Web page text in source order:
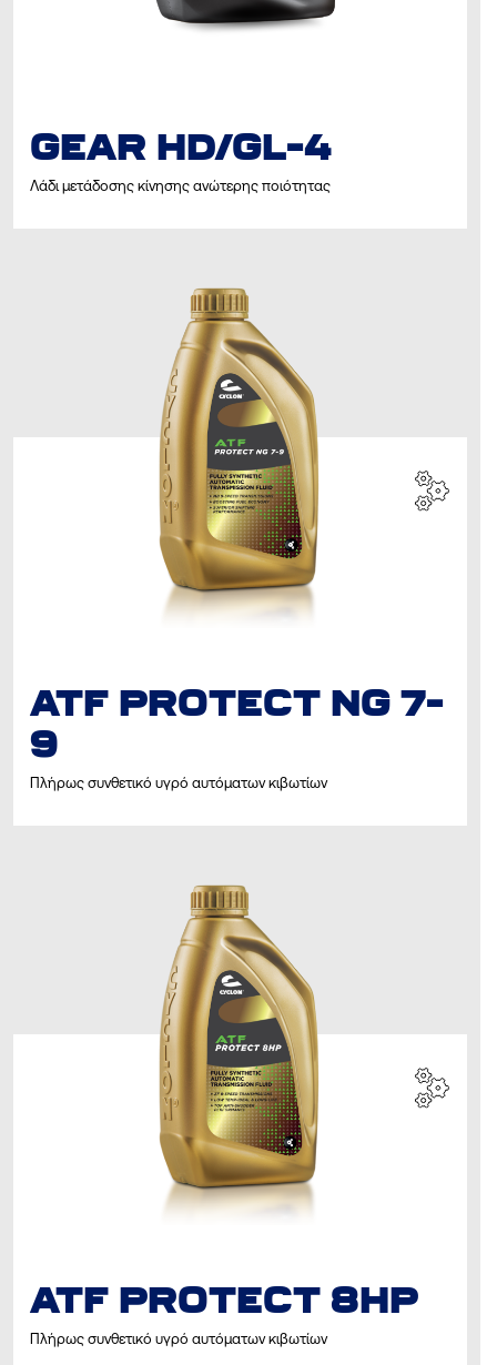
GEAR HD/GL-4
Λάδι μετάδοσης κίνησης ανώτερης ποιότητας
ATF PROTECΤ NG 7-
9
Πλήρως συνθετικό υγρό αυτόματων κιβωτίων
ATF PROTECΤ 8HP
Πλήρως συνθετικό υγρό αυτόματων κιβωτίων